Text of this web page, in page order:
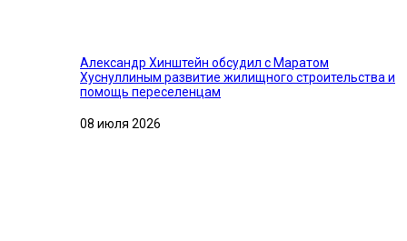
Александр Хинштейн обсудил с Маратом
Хуснуллиным развитие жилищного строительства и
помощь переселенцам
08 июля 2026